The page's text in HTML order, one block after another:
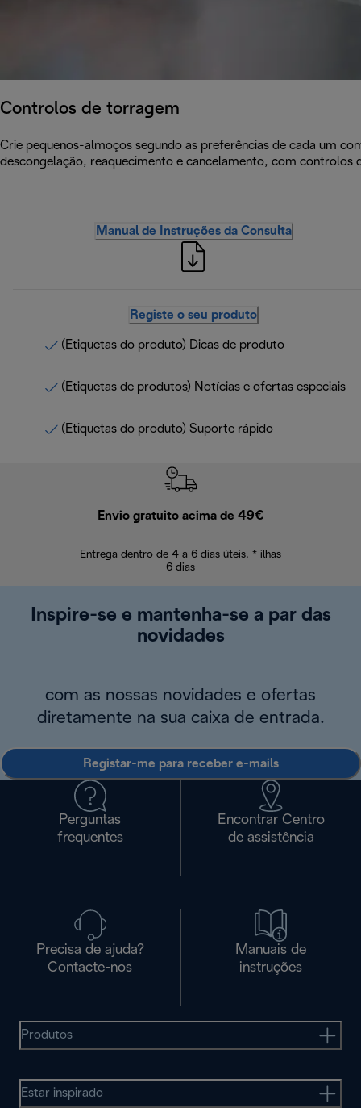
Controlos de torragem
Crie pequenos-almoços segundo as preferências de cada um
descongelação, reaquecimento e cancelamento, com controlos
Manual de Instruções da Consulta
Registe o seu produto
(Etiquetas do produto) Dicas de produto
(Etiquetas de produtos) Notícias e ofertas especiais
(Etiquetas do produto) Suporte rápido
Envio gratuito acima de 49€
Entrega dentro de 4 a 6 dias úteis. * ilhas
6 dias
Inspire-se e mantenha-se a par das
novidades
com as nossas novidades e ofertas
diretamente na sua caixa de entrada.
Registar-me para receber e-mails
Perguntas
frequentes
Encontrar Centro
de assistência
Precisa de ajuda?
Contacte-nos
Manuais de
instruções
Produtos
Estar inspirado